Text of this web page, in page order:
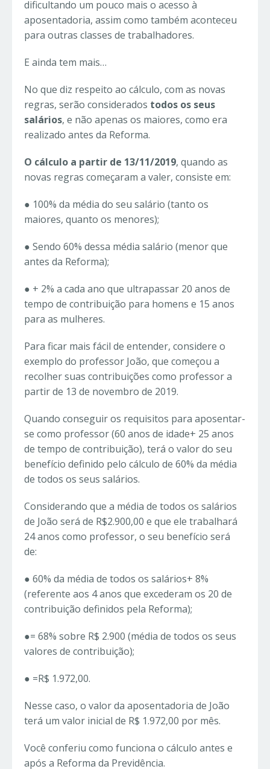
dificultando um pouco mais o acesso à
aposentadoria, assim como também aconteceu
para outras classes de trabalhadores.
E ainda tem mais…
No que diz respeito ao cálculo, com as novas
regras, serão considerados todos os seus
salários, e não apenas os maiores, como era
realizado antes da Reforma.
O cálculo a partir de 13/11/2019, quando as
novas regras começaram a valer, consiste em:
● 100% da média do seu salário (tanto os
maiores, quanto os menores);
● Sendo 60% dessa média salário (menor que
antes da Reforma);
● + 2% a cada ano que ultrapassar 20 anos de
tempo de contribuição para homens e 15 anos
para as mulheres.
Para ficar mais fácil de entender, considere o
exemplo do professor João, que começou a
recolher suas contribuições como professor a
partir de 13 de novembro de 2019.
Quando conseguir os requisitos para aposentar-
se como professor (60 anos de idade+ 25 anos
de tempo de contribuição), terá o valor do seu
benefício definido pelo cálculo de 60% da média
de todos os seus salários.
Considerando que a média de todos os salários
de João será de R$2.900,00 e que ele trabalhará
24 anos como professor, o seu benefício será
de:
● 60% da média de todos os salários+ 8%
(referente aos 4 anos que excederam os 20 de
contribuição definidos pela Reforma);
●= 68% sobre R$ 2.900 (média de todos os seus
valores de contribuição);
● =R$ 1.972,00.
Nesse caso, o valor da aposentadoria de João
terá um valor inicial de R$ 1.972,00 por mês.
Você conferiu como funciona o cálculo antes e
após a Reforma da Previdência.